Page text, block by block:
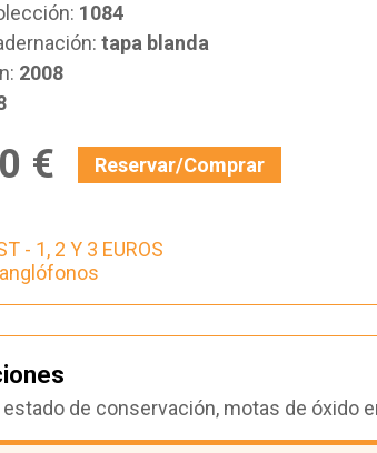
1084
tapa blanda
2008
€ Reservar/Comprar
- 1, 2 Y 3 EUROS
estado de conservación, motas de óxido